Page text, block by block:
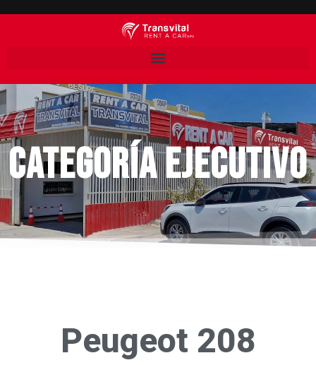
Categoría Ejecutivo
Peugeot 208